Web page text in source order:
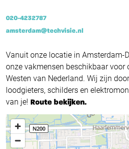
020-4232787
amsterdam@techvisie.nl
Vanuit onze locatie in Amsterdam-
onze vakmensen beschikbaar voor
Westen van Nederland. Wij zijn
loodgieters, schilders en
van je! Route bekijken.